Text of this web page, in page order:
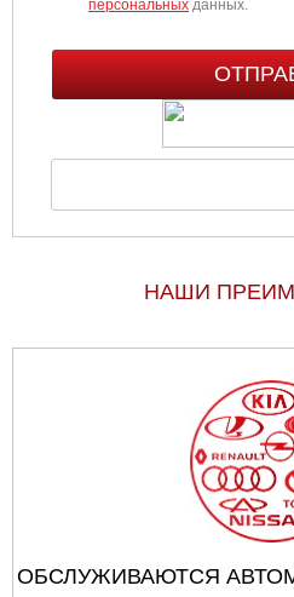
персональныхданных.
НАШИ
ОБСЛУЖИВАЮТСЯ